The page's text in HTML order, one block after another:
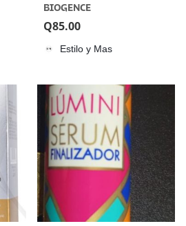
BIOGENCE
Q85.00
Estilo y Mas